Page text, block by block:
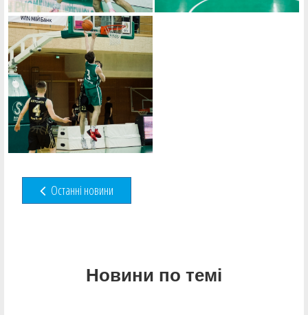
Останні новини
Новини по темі